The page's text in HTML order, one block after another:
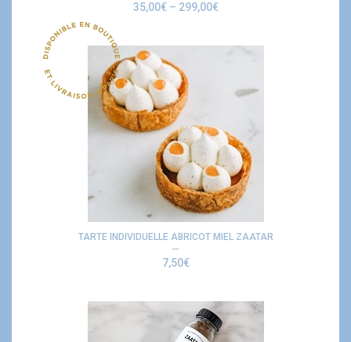
35,00€– 299,00€
TARTE INDIVIDUELLE ABRICOT MIEL ZAATAR
7,50€